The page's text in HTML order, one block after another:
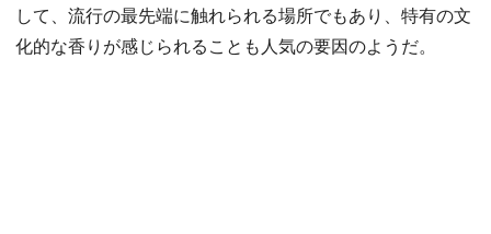
して、流行の最先端に触れられる場所でもあり、特有の文
化的な香りが感じられることも人気の要因のようだ。